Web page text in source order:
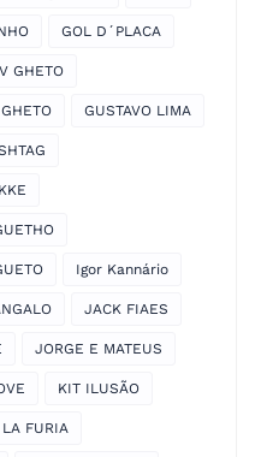
GOL D´PLACA
GHETO
GUSTAVO LIMA
Igor Kannário
JACK FIAES
JORGE E MATEUS
KIT ILUSÃO
LA FURIA